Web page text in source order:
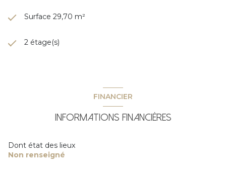
Surface 29,70 m²
2 étage(s)
FINANCIER
Informations financières
Dont état des lieux
Non renseigné